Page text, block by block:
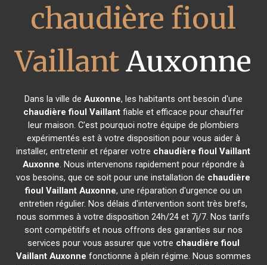
chaudière fioul
VaillantAuxonne
Dans la ville de Auxonne, les habitants ont besoin d'une
chaudière fioul Vaillantfiable et efficace pour chauffer
leur maison. C'est pourquoi notre équipe de plombiers
expérimentés est à votre disposition pour vous aider à
installer, entretenir et réparer votre chaudière fioul Vaillant
Auxonne. Nous intervenons rapidement pour répondre à
vos besoins, que ce soit pour une installation de chaudière
fioul Vaillant Auxonne, une réparation d'urgence ou un
entretien régulier. Nos délais d'intervention sont très brefs,
nous sommes à votre disposition 24h/24 et 7j/7. Nos tarifs
sont compétitifs et nous offrons des garanties sur nos
services pour vous assurer que votre chaudière fioul
Vaillant Auxonne fonctionne à plein régime. Nous sommes